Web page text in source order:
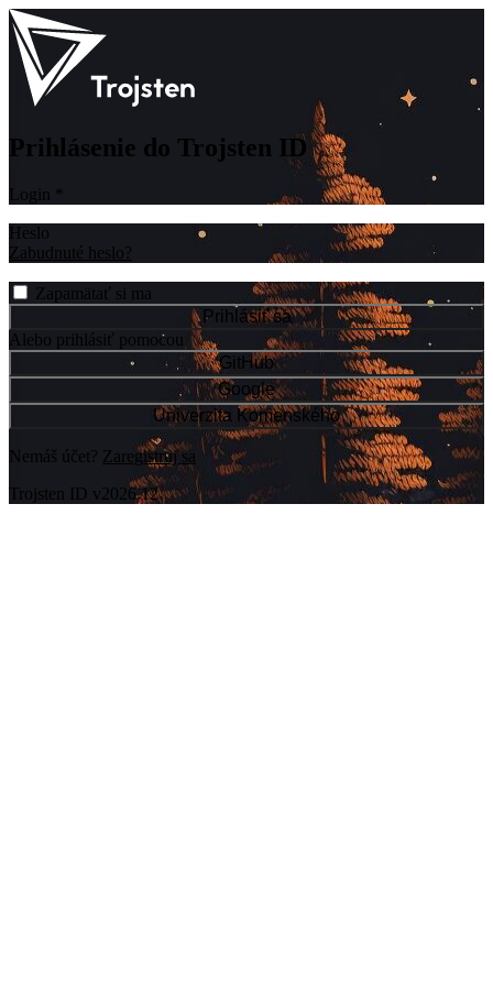
Prihlásenie do Trojsten ID
Login
Heslo
Zabudnuté heslo?
Zapamätať si ma
Prihlásiť sa
Alebo prihlásiť pomocou
GitHub
Google
Univerzita Komenského
Nemáš účet? Zaregistruj sa
Trojsten ID v2026.12